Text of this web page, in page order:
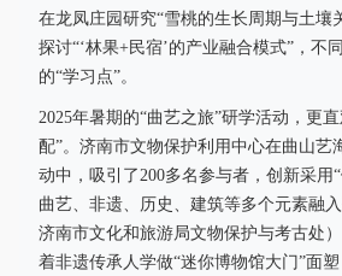
在龙凤庄园研究“雪桃的生长周期与土壤
探讨“‘林果+民宿’的产业融合模式”，不
的“学习点”。
2025年暑期的“曲艺之旅”研学活动，更
配”。济南市文物保护利用中心在曲山艺
动中，吸引了200多名参与者，创新采用
曲艺、非遗、历史、建筑等多个元素融
济南市文化和旅游局文物保护与考古处
着非遗传承人学做“迷你博物馆大门”面